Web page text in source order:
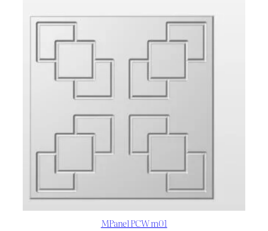
MPanel PCW m01